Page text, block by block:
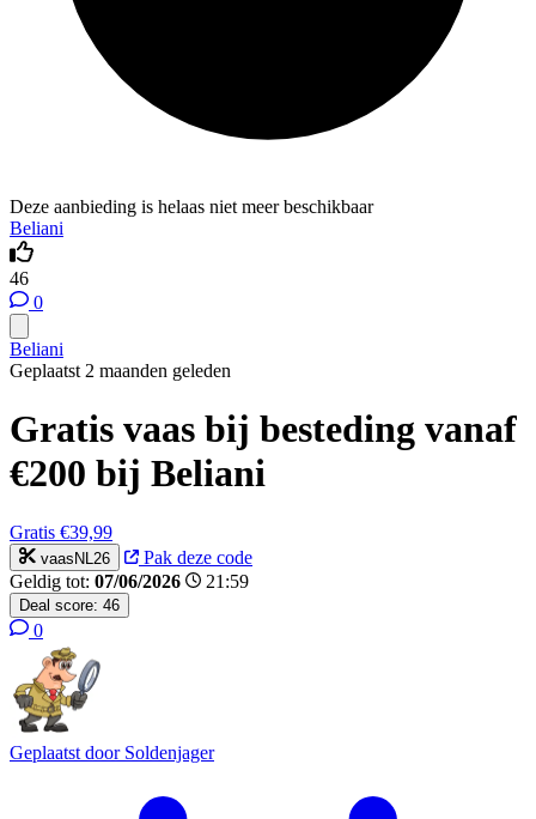
Deze aanbieding is helaas niet meer beschikbaar
Beliani
46
0
Beliani
Geplaatst 2 maanden geleden
Gratis vaas bij besteding vanaf
€200 bij Beliani
Gratis €39,99
vaasNL26
Pak deze code
Geldig tot: 07/06/2026 21:59
Deal score: 46
0
Geplaatst door Soldenjager